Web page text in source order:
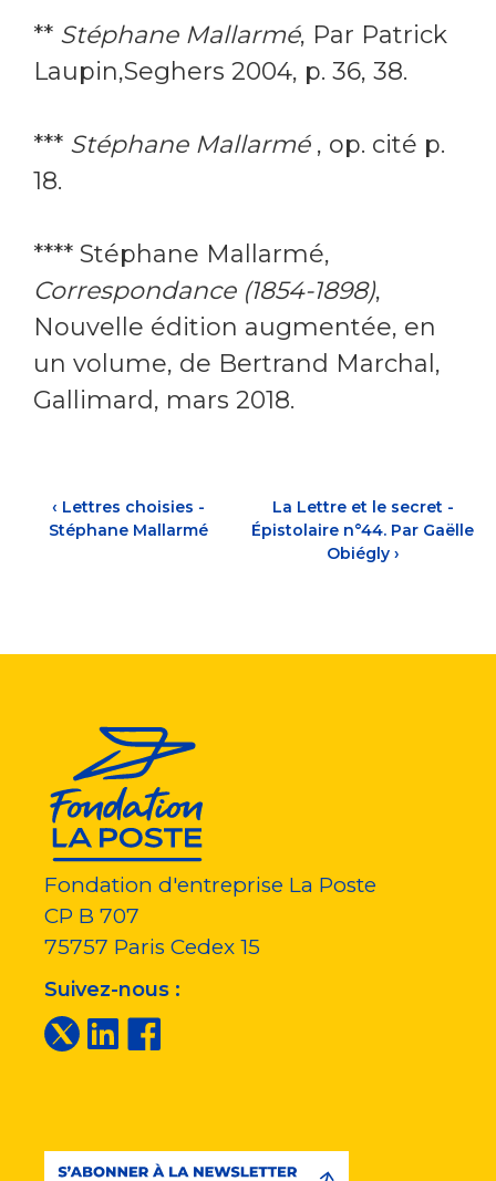
** Stéphane Mallarmé, Par Patrick
Laupin,Seghers 2004, p. 36, 38.
*** Stéphane Mallarmé, op. cité p.
18.
**** Stéphane Mallarmé,
Correspondance (1854-1898),
Nouvelle édition augmentée, en
un volume, de Bertrand Marchal,
Gallimard, mars 2018.
‹ Lettres choisies -
Stéphane Mallarmé
La Lettre et le secret -
Épistolaire n°44. Par Gaëlle
Obiégly ›
Fondation d'entreprise La Poste
CP B 707
75757 Paris Cedex 15
Suivez-nous :